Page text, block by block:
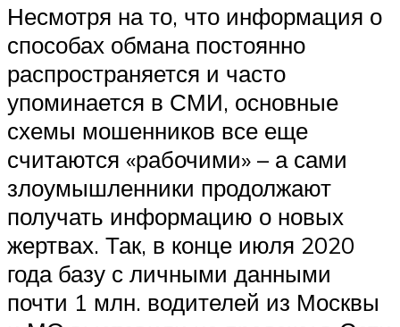
Несмотря на то, что информация о
способах обмана постоянно
распространяется и часто
упоминается в СМИ, основные
схемы мошенников все еще
считаются «рабочими» – а сами
злоумышленники продолжают
получать информацию о новых
жертвах. Так, в конце июля 2020
года базу с личными данными
почти 1 млн. водителей из Москвы